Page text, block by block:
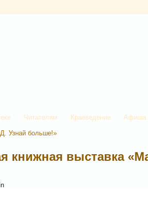
Читателям Краеведение Афиша
Узнай больше!»
книжная выставка